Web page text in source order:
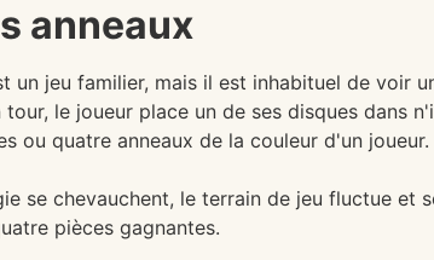
anneaux
un jeu familier, mais il est inhabituel de voir
le joueur place un de ses disques dans
ou quatre anneaux de la couleur d'un
se chevauchent, le terrain de jeu fluctue
pièces gagnantes.